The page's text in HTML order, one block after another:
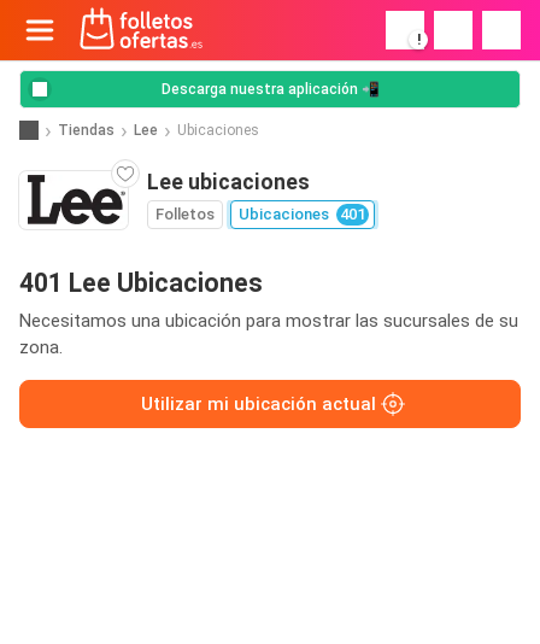
!
Descarga nuestra aplicación 📲
Tiendas Lee Ubicaciones
Lee ubicaciones
Folletos Ubicaciones 401
401 Lee Ubicaciones
Necesitamos una ubicación para mostrar las sucursales de su
zona.
Utilizar mi ubicación actual